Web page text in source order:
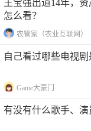
王宝强出道14年，
怎么看？
农管家（农业互联网）
自己看过哪些电视剧
Game大豪门
有没有什么歌手、演